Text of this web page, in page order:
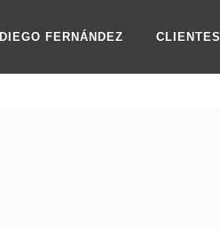
DIEGO FERNÁNDEZ CLIENTES